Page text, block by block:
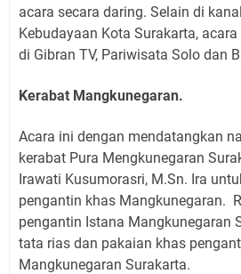
acara secara daring. Selain di
Kebudayaan Kota Surakarta,
di Gibran TV, Pariwisata Solo dan
Kerabat Mangkunegaran.
Acara ini dengan mendatangkan
kerabat Pura Mengkunegaran
Irawati Kusumorasri, M.Sn. Ira
pengantin khas Mangkunegaran.
pengantin Istana Mangkunegaran
tata rias dan pakaian khas
Mangkunegaran Surakarta.